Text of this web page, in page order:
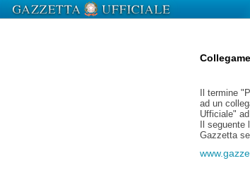
Il termine
ad un
Ufficiale"
Il
Gazzetta